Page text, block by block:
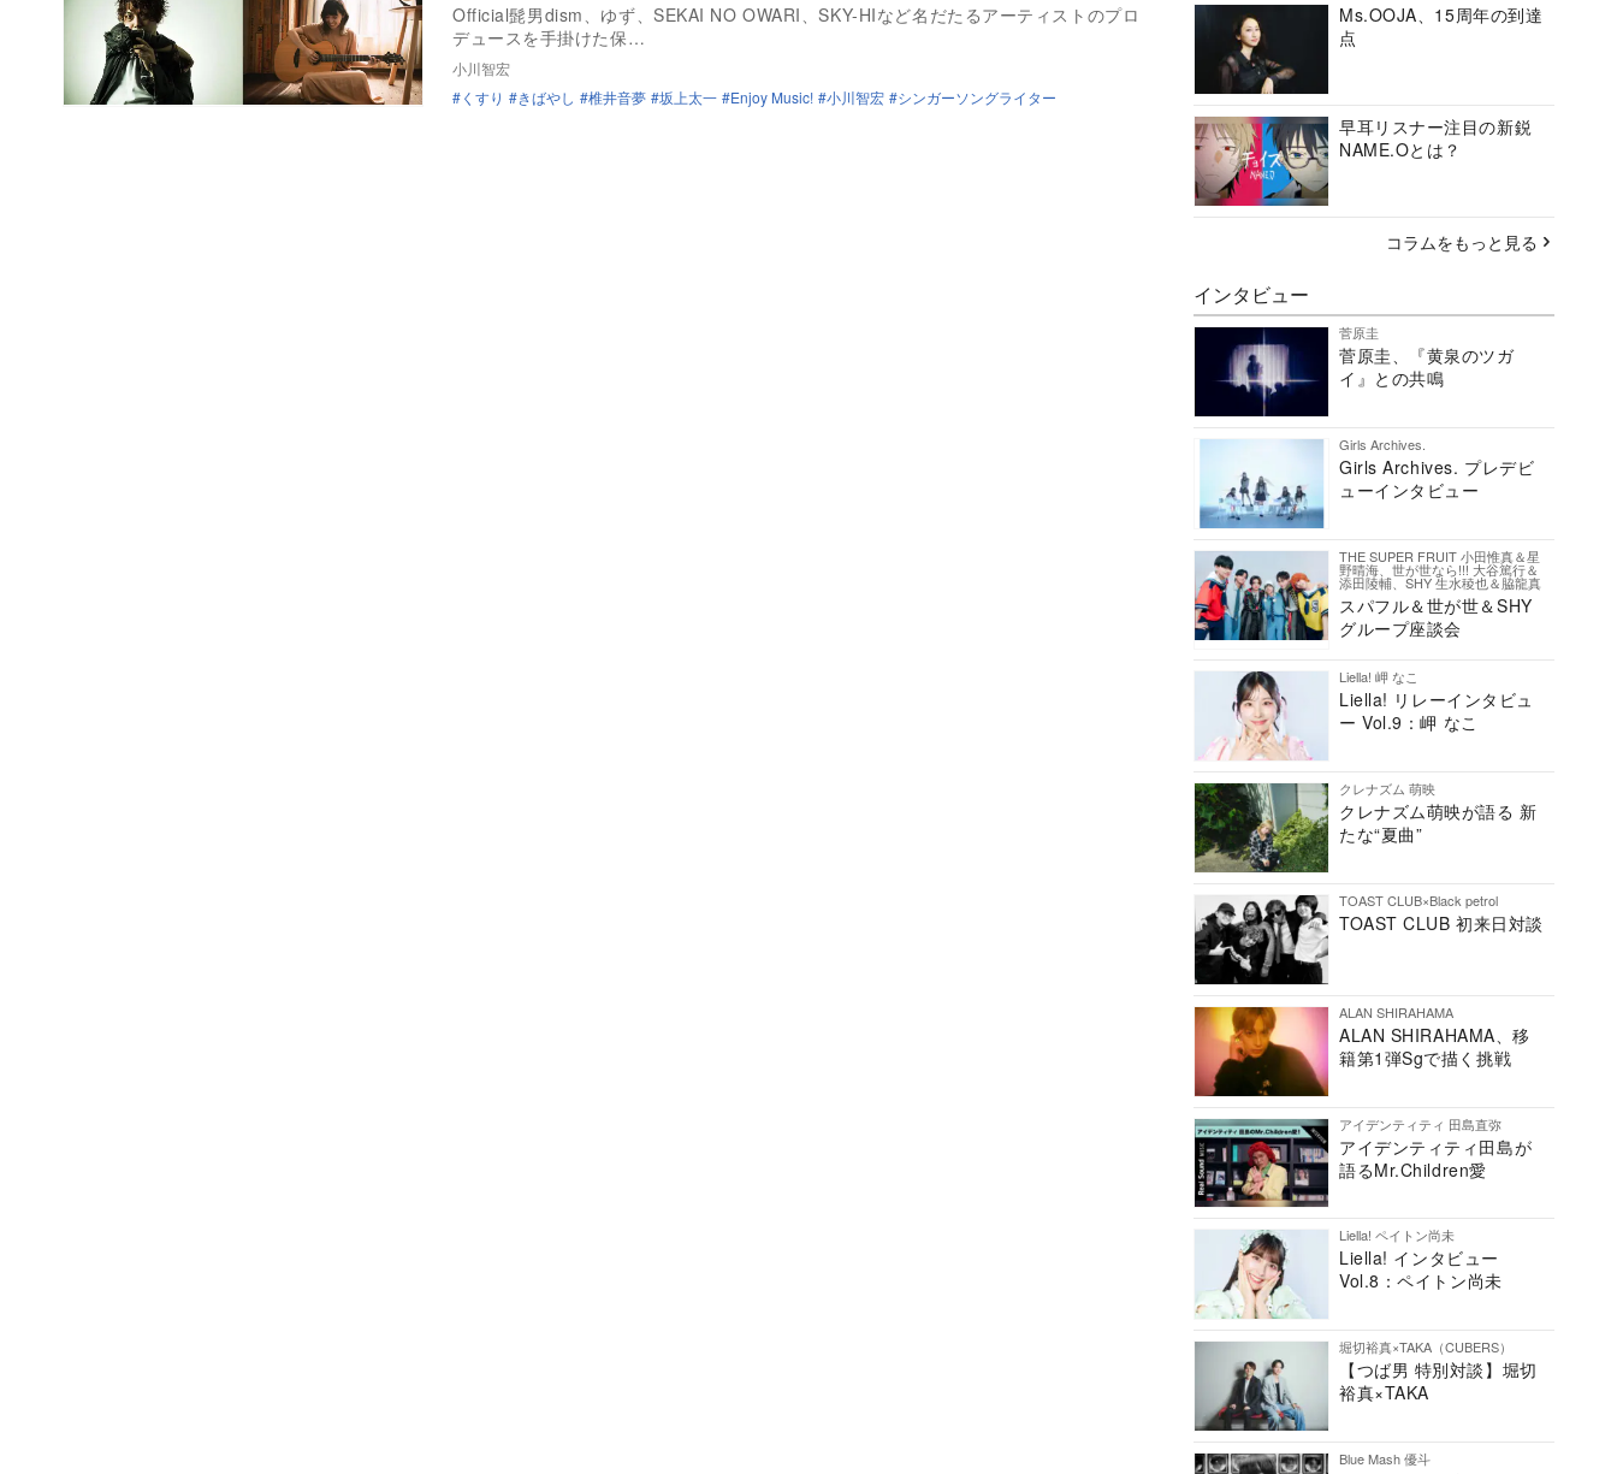
Official髭男dism、ゆず、SEKAI NO OWARI、SKY-HIなど名だたるアーティストのプロ
デュースを手掛けた保…
小川智宏
くすり
きばやし 椎井音夢 坂上太一 Enjoy Music! 小川智宏 シンガーソングライター
Ms.OOJA、15周年の到達
点
早耳リスナー注目の新鋭
NAME.Oとは？
コラムをもっと見る
インタビュー
菅原圭
菅原圭、『黄泉のツガ
イ』との共鳴
Girls Archives.
Girls Archives. プレデビ
ューインタビュー
THE SUPER FRUIT 小田惟真＆星
野晴海、世が世なら!!! 大谷篤行＆
添田陵輔、SHY 生水稜也＆脇龍真
スパフル＆世が世＆SHY
グループ座談会
Liella! 岬 なこ
Liella! リレーインタビュ
ー Vol.9：岬 なこ
クレナズム 萌映
クレナズム萌映が語る 新
たな“夏曲”
TOAST CLUB×Black petrol
TOAST CLUB 初来日対談
ALAN SHIRAHAMA
ALAN SHIRAHAMA、移
籍第1弾Sgで描く挑戦
アイデンティティ 田島直弥
アイデンティティ田島が
語るMr.Children愛
Liella! ペイトン尚未
Liella! インタビュー
Vol.8：ペイトン尚未
堀切裕真×TAKA（CUBERS）
【つば男 特別対談】堀切
裕真×TAKA
Blue Mash 優斗